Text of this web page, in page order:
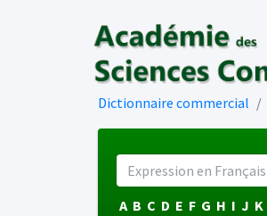
Dictionnaire commercial
A B C D E F G H I J K